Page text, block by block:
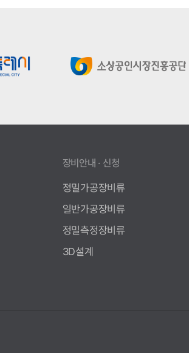
장비안내 · 신청
정밀가공장비류
일반가공장비류
정밀측정장비류
3D설계